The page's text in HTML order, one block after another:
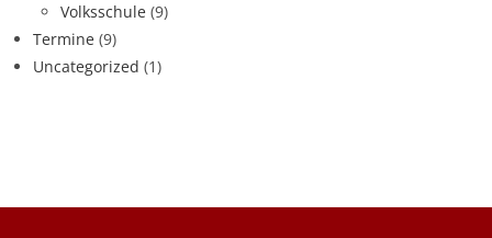
Volksschule (9)
Termine (9)
Uncategorized (1)